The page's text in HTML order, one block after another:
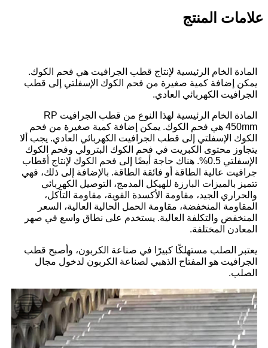
علامات المنتج
المادة الخام الرئيسية لإنتاج قطب الجرافيت هي فحم الكوك.
يمكن إضافة كمية صغيرة من فحم الكوك الإسفلتي إلى قطب
الجرافيت الكهربائي العادي.
المادة الخام الرئيسية لهذا النوع من قطب الجرافيت RP
450mm هي فحم الكوك. يمكن إضافة كمية صغيرة من فحم
الكوك الإسفلتي إلى قطب الجرافيت الكهربائي العادي. يجب ألا
يتجاوز محتوى الكبريت في فحم الكوك البترولي وفحم الكوك
الإسفلتي 0.5%. هناك حاجة أيضًا إلى فحم الكوك لإنتاج أقطاب
جرافيت عالية الطاقة أو فائقة الطاقة. بالإضافة إلى ذلك، فهي
تتميز بالميزات البارزة للهيكل المدمج، التوصيل الكهربائي
والحراري الجيد، مقاومة الأكسدة القوية، مقاومة التآكل،
المقاومة المنخفضة، مقاومة الحمل الحالية العالية، السعر
المنخفض والتكلفة العالية. يستخدم على نطاق واسع في صهر
المعادن المختلفة.
يعتبر الصلب مستهلكًا كبيرًا في صناعة الكربون، وأصبح قطب
الجرافيت هو المفتاح الذهبي لصناعة الكربون لدخول مجال
الصلب.